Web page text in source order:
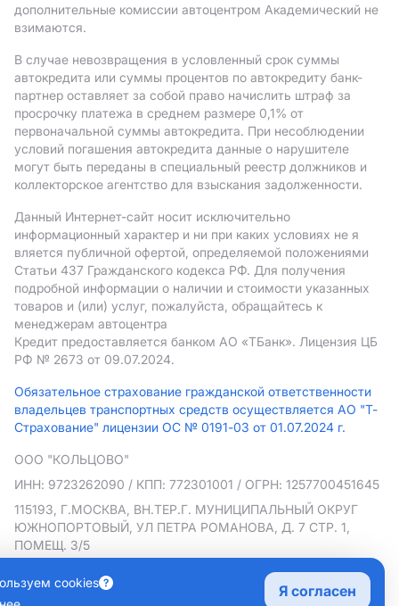
дополнительные комиссии автоцентром Академический не
взимаются.
В случае невозвращения в условленный срок суммы
автокредита или суммы процентов по автокредиту банк-
партнер оставляет за собой право начислить штраф за
просрочку платежа в среднем размере 0,1% от
первоначальной суммы автокредита. При несоблюдении
условий погашения автокредита данные о нарушителе
могут быть переданы в специальный реестр должников и
коллекторское агентство для взыскания задолженности.
Данный Интернет-сайт носит исключительно
информационный характер и ни при каких условиях не я
вляется публичной офертой, определяемой положениями
Статьи 437 Гражданского кодекса РФ. Для получения
подробной информации о наличии и стоимости указанных
товаров и (или) услуг, пожалуйста, обращайтесь к
менеджерам автоцентра
Кредит предоставляется банком АO «ТБанк». Лицензия ЦБ
РФ № 2673 от 09.07.2024.
Обязательное страхование гражданской ответственности
владельцев транспортных средств осуществляется АО "Т-
Страхование" лицензии ОС № 0191-03 от 01.07.2024 г.
ООО "КОЛЬЦОВО"
ИНН: 9723262090 / КПП: 772301001 / ОГРН: 1257700451645
115193, Г.МОСКВА, ВН.ТЕР.Г. МУНИЦИПАЛЬНЫЙ ОКРУГ
ЮЖНОПОРТОВЫЙ, УЛ ПЕТРА РОМАНОВА, Д. 7 СТР. 1,
ПОМЕЩ. 3/5
Политика в отношении обработки персональных данных
Согласие на рекламную рассылку
cookies
Я согласен